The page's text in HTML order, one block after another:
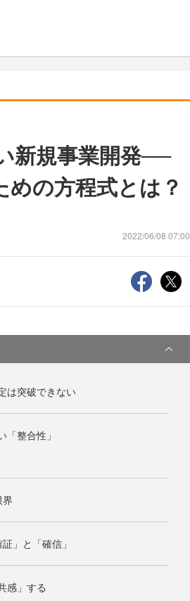
新規事業開発──
の方程式とは？
2022/06/08 07:00
は突破できない
整合性」
」と「確信」
感」する